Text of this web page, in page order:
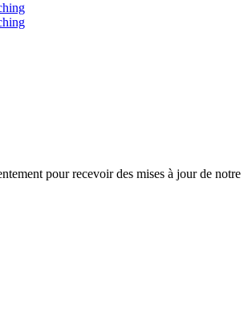
pour recevoir des mises à jour de notre